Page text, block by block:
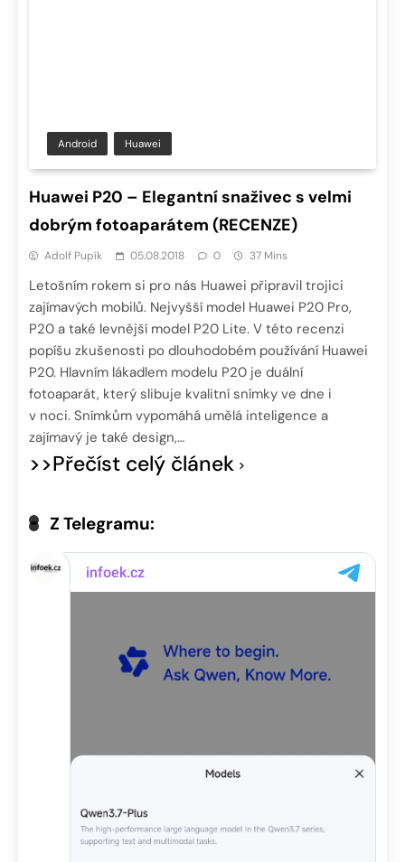
Android Huawei
Huawei P20 – Elegantní snaživec s velmi
dobrým fotoaparátem (RECENZE)
Adolf Pupík 05.08.2018 0 37 Mins
Letošním rokem si pro nás Huawei připravil trojici
zajímavých mobilů. Nejvyšší model Huawei P20 Pro,
P20 a také levnější model P20 Lite. V této recenzi
popíšu zkušenosti po dlouhodobém používání Huawei
P20. Hlavním lákadlem modelu P20 je duální
fotoaparát, který slibuje kvalitní snímky ve dne i
v noci. Snímkům vypomáhá umělá inteligence a
zajímavý je také design,…
>>Přečíst celý článek
Z Telegramu: